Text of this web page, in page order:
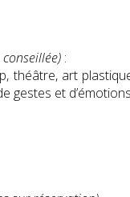
:
théâtre, art
gestes et